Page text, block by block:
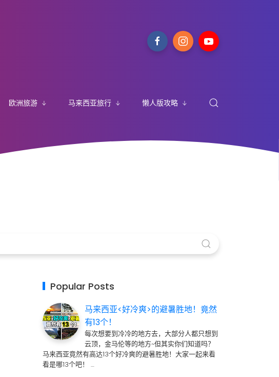
欧洲旅游 马来西亚旅行 懒人版攻略
Popular Posts
马来西亚<好冷爽>的避暑胜地！竟然
有13个！
每次想要到冷冷的地方去，大部分人都只想到
云顶，金马伦等的地方~但其实你们知道吗？
马来西亚竟然有高达13个好冷爽的避暑胜地！大家一起来看
看是哪13个吧！ …